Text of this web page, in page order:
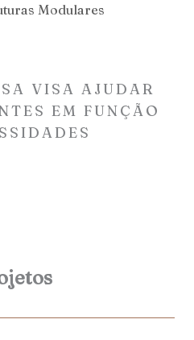
Modulares
VISA AJUDAR
EM FUNÇÃO